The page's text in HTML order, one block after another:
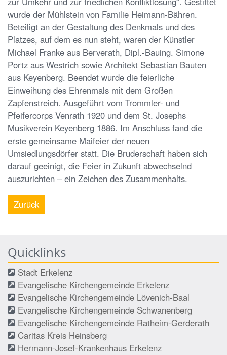
wurde der Mühlstein von Familie Heimann-Bähren.
Beteiligt an der Gestaltung des Denkmals und des
Platzes, auf dem es nun steht, waren der Künstler
Michael Franke aus Berverath, Dipl.-Bauing. Simone
Portz aus Westrich sowie Architekt Sebastian Bauten
aus Keyenberg. Beendet wurde die feierliche
Einweihung des Ehrenmals mit dem Großen
Zapfenstreich. Ausgeführt vom Trommler- und
Pfeifercorps Venrath 1920 und dem St. Josephs
Musikverein Keyenberg 1886. Im Anschluss fand die
erste gemeinsame Maifeier der neuen
Umsiedlungsdörfer statt. Die Bruderschaft haben sich
darauf geeinigt, die Feier in Zukunft abwechselnd
auszurichten – ein Zeichen des Zusammenhalts.
Zurück
Quicklinks
Stadt Erkelenz
Evangelische Kirchengemeinde Erkelenz
Evangelische Kirchengemeinde Lövenich-Baal
Evangelische Kirchengemeinde Schwanenberg
Evangelische Kirchengemeinde Ratheim-Gerderath
Caritas Kreis Heinsberg
Hermann-Josef-Krankenhaus Erkelenz